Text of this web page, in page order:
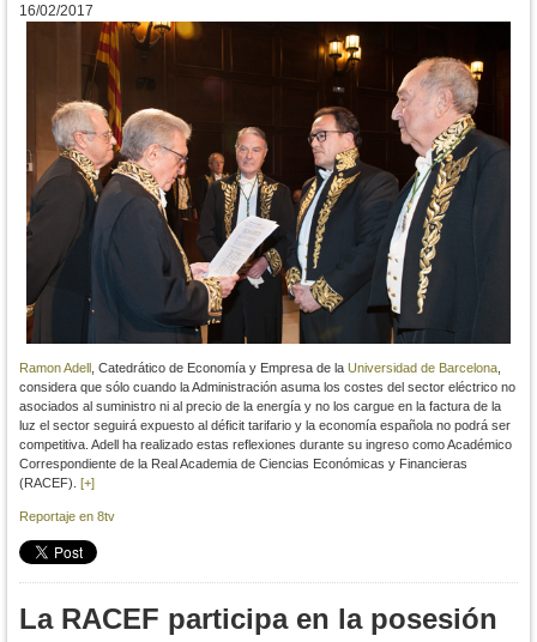
16/02/2017
Ramon Adell , Catedrático de Economía y Empresa de la Universidad de Barcelona
considera que sólo cuando la Administración asuma los costes del sector eléctrico no
asociados al suministro ni al precio de la energía y no los cargue en la factura de la
luz el sector seguirá expuesto al déficit tarifario y la economía española no podrá ser
competitiva. Adell ha realizado estas reflexiones durante su ingreso como Académico
Correspondiente de la Real Academia de Ciencias Económicas y Financieras
(RACEF). [+]
Reportaje en 8tv
La RACEF participa en la posesión